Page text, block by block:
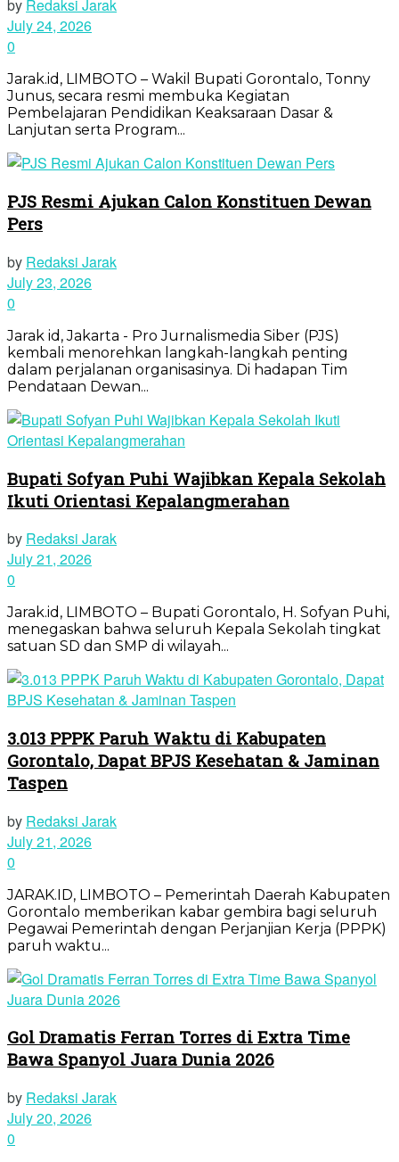
by Redaksi Jarak
July 24, 2026
0
Jarak.id, LIMBOTO – Wakil Bupati Gorontalo, Tonny
Junus, secara resmi membuka Kegiatan
Pembelajaran Pendidikan Keaksaraan Dasar &
Lanjutan serta Program...
PJS Resmi Ajukan Calon Konstituen Dewan
Pers
by Redaksi Jarak
July 23, 2026
0
Jarak id, Jakarta - Pro Jurnalismedia Siber (PJS)
kembali menorehkan langkah-langkah penting
dalam perjalanan organisasinya. Di hadapan Tim
Pendataan Dewan...
Bupati Sofyan Puhi Wajibkan Kepala Sekolah
Ikuti Orientasi Kepalangmerahan
by Redaksi Jarak
July 21, 2026
0
Jarak.id, LIMBOTO – Bupati Gorontalo, H. Sofyan Puhi,
menegaskan bahwa seluruh Kepala Sekolah tingkat
satuan SD dan SMP di wilayah...
3.013 PPPK Paruh Waktu di Kabupaten
Gorontalo, Dapat BPJS Kesehatan & Jaminan
Taspen
by Redaksi Jarak
July 21, 2026
0
JARAK.ID, LIMBOTO – Pemerintah Daerah Kabupaten
Gorontalo memberikan kabar gembira bagi seluruh
Pegawai Pemerintah dengan Perjanjian Kerja (PPPK)
paruh waktu...
Gol Dramatis Ferran Torres di Extra Time
Bawa Spanyol Juara Dunia 2026
by Redaksi Jarak
July 20, 2026
0